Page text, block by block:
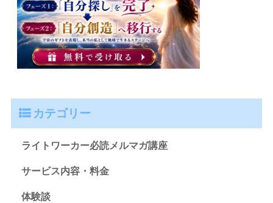
カテゴリー
ライトワーカー必読メルマガ講座
サービス内容・料金
体験談